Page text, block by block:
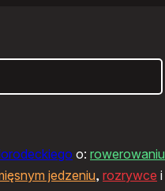
o: rowerowaniu
jedzeniu, rozrywce i